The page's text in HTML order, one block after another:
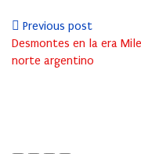
Previous post
Desmontes en la era
norte argentino